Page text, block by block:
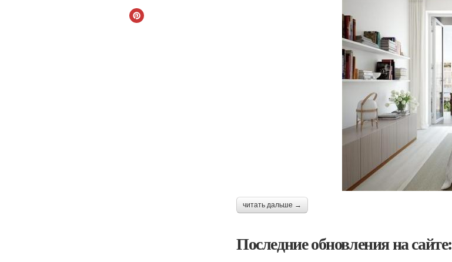
читать дальше →
Последние обновления на сайте: